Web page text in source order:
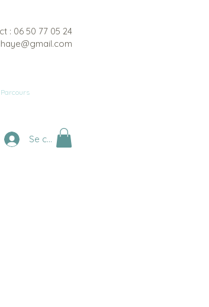
: 06 50 77 05 24
Parcours
Se connecter